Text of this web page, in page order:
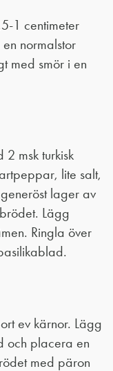
1 centimeter
normalstor
med smör i en
msk turkisk
lite salt,
lager av
Lägg
Ringla över
ev kärnor. Lägg
och placera en
med päron